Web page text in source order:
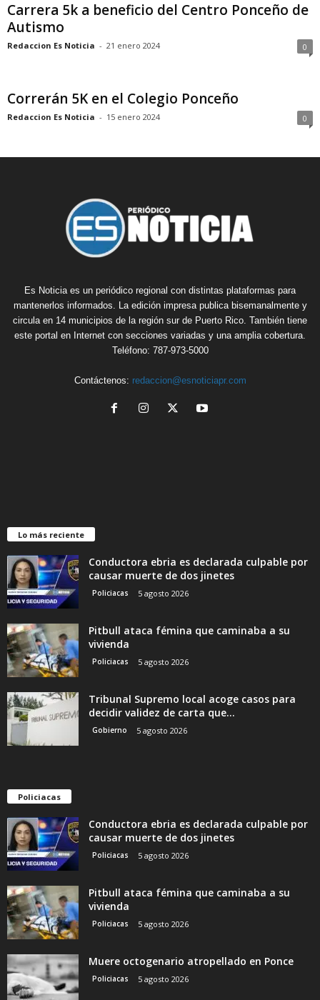
Carrera 5k a beneficio del Centro Ponceño de
Autismo
Redaccion Es Noticia - 21 enero 2024 0
Correrán 5K en el Colegio Ponceño
Redaccion Es Noticia - 15 enero 2024 0
Es Noticia es un periódico regional con distintas plataformas para
mantenerlos informados. La edición impresa publica bisemanalmente y
circula en 14 municipios de la región sur de Puerto Rico. También tiene
este portal en Internet con secciones variadas y una amplia cobertura.
Teléfono: 787-973-5000
Contáctenos: redaccion@esnoticiapr.com
Lo más reciente
Conductora ebria es declarada culpable por
causar muerte de dos jinetes
Policiacas 5 agosto 2026
Pitbull ataca fémina que caminaba a su
vivienda
Policiacas 5 agosto 2026
Tribunal Supremo local acoge casos para
decidir validez de carta que...
Gobierno 5 agosto 2026
Policiacas
Conductora ebria es declarada culpable por
causar muerte de dos jinetes
Policiacas 5 agosto 2026
Pitbull ataca fémina que caminaba a su
vivienda
Policiacas 5 agosto 2026
Muere octogenario atropellado en Ponce
Policiacas 5 agosto 2026